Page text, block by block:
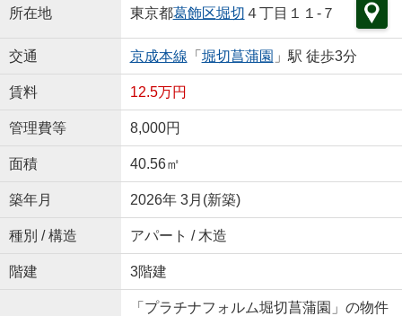
所在地 東京都葛飾区堀切 ４丁目１１-７
交通 京成本線 「 堀切菖蒲園 」駅 徒歩3分
賃料 12.5万円
管理費等 8,000円
面積 40.56㎡
築年月 2026年 3月(新築)
種別 / 構造 アパート / 木造
階建 3階建
「プラチナフォルム堀切菖蒲園」の物件